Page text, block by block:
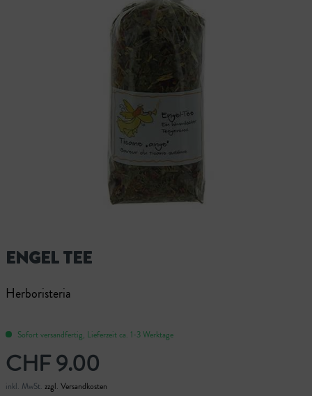
ENGEL TEE
Herboristeria
Sofort versandfertig, Lieferzeit ca. 1-3 Werktage
CHF 9.00
inkl. MwSt. zzgl. Versandkosten